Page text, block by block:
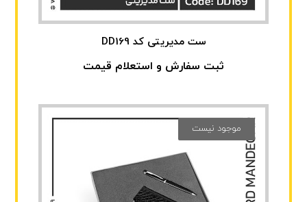
ست مدیریتی کد DD169
ثبت سفارش و استعلام قیمت
موجود نیست